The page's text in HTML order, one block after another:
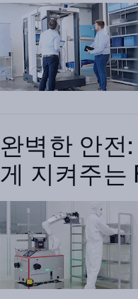
완벽한 안
게 지켜주